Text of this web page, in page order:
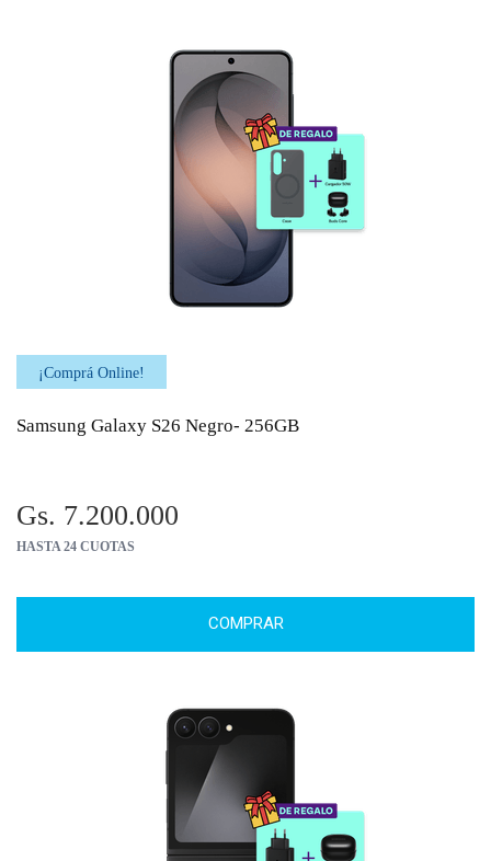
¡Comprá Online!
Samsung Galaxy S26 Negro- 256GB
Gs. 7.200.000
HASTA 24 CUOTAS
COMPRAR